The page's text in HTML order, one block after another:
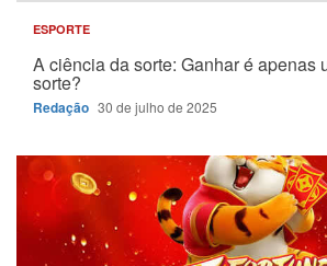
ESPORTE
A ciência da sorte: Ganhar é apenas
sorte?
Redação 30 de julho de 2025